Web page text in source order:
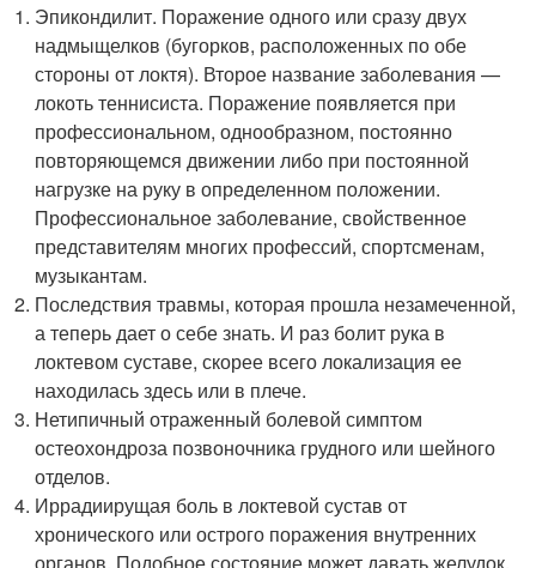
Эпикондилит. Поражение одного или сразу двух
надмыщелков (бугорков, расположенных по обе
стороны от локтя). Второе название заболевания —
локоть теннисиста. Поражение появляется при
профессиональном, однообразном, постоянно
повторяющемся движении либо при постоянной
нагрузке на руку в определенном положении.
Профессиональное заболевание, свойственное
представителям многих профессий, спортсменам,
музыкантам.
Последствия травмы, которая прошла незамеченной,
а теперь дает о себе знать. И раз болит рука в
локтевом суставе, скорее всего локализация ее
находилась здесь или в плече.
Нетипичный отраженный болевой симптом
остеохондроза позвоночника грудного или шейного
отделов.
Иррадиирущая боль в локтевой сустав от
хронического или острого поражения внутренних
органов. Подобное состояние может давать желудок,